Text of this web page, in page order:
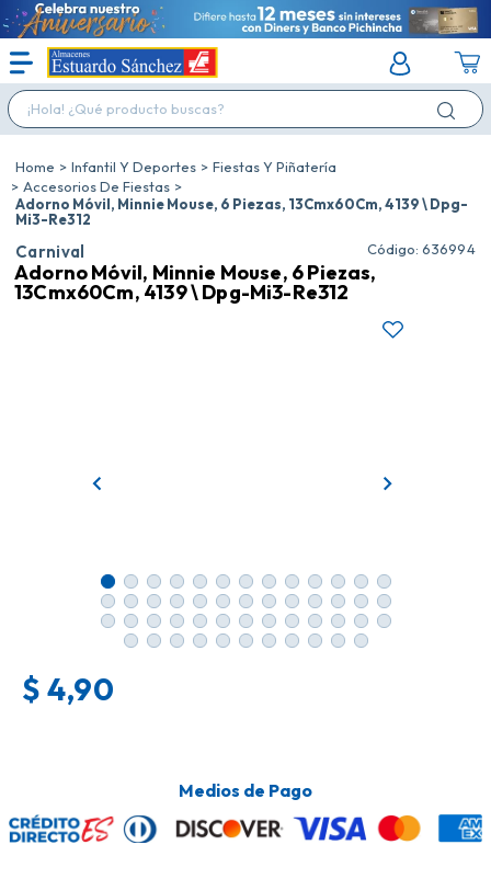
¡Hola! ¿Qué producto buscas?
Infantil Y Deportes
Fiestas Y Piñatería
Accesorios De Fiestas
Adorno Móvil, Minnie Mouse, 6 Piezas, 13Cmx60Cm, 4139 \ Dpg-
Mi3-Re312
Carnival : 636994
Adorno Móvil, Minnie Mouse, 6 Piezas,
13Cmx60Cm, 4139 \ Dpg-Mi3-Re312
$4,90
Medios de Pago